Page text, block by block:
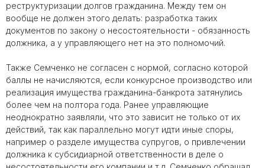
реструктуризации долгов гражданина. Между тем он
вообще не должен этого делать: разработка таких
документов по закону о несостоятельности - обязанность
должника, а у управляющего нет на это полномочий.
Также Семченко не согласен с нормой, согласно которой
баллы не начисляются, если конкурсное производство или
реализация имущества гражданина-банкрота затянулись
более чем на полтора года. Ранее управляющие
неоднократно заявляли, что это зависит не только от их
действий, так как параллельно могут идти иные споры,
например о разделе имущества супругов, о привлечении
должника к субсидиарной ответственности в деле о